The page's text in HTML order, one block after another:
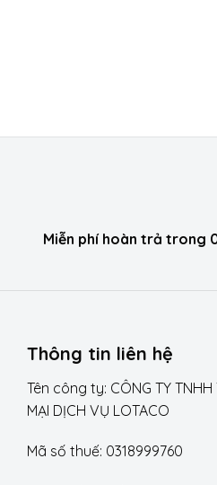
Miễn phí hoàn trả trong
Thông tin liên hệ
Tên công ty: CÔNG TY TNHH
MẠI DỊCH VỤ LOTACO
Mã số thuế: 0318999760